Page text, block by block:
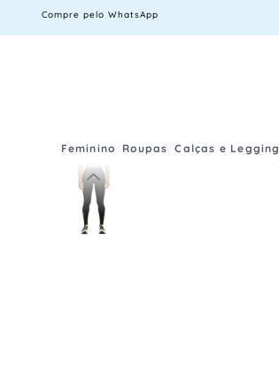
Compre pelo WhatsApp
Feminino Roupas Calças e Legging